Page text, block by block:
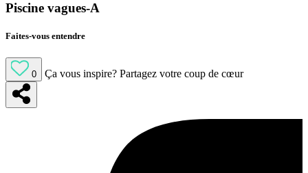
Piscine vagues-A
Faites-vous entendre
0 Ça vous inspire? Partagez votre coup de cœur